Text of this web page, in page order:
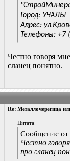
Город: УЧАЛЫ
Адрес:
Телефоны: +7
Честно говоря
сланец понятно.
Re: Металлочерепица
Цитата:
Сообщение от
Честно
про сланец